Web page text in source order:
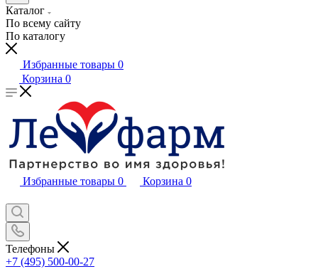
Каталог
По всему сайту
По каталогу
Избранные товары 0
Корзина 0
Избранные товары 0 Корзина 0
Телефоны
+7 (495) 500-00-27